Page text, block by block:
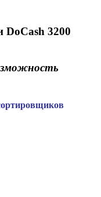
DoCash 3200